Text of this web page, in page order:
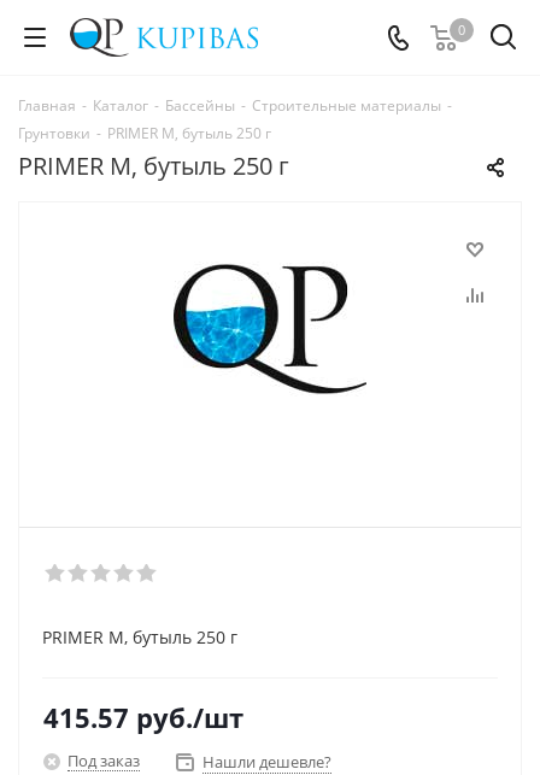
0
Главная - Каталог - Бассейны - Строительные материалы -
Грунтовки - PRIMER M, бутыль 250 г
PRIMER M, бутыль 250 г
PRIMER M, бутыль 250 г
415.57 руб./шт
Под заказ Нашли дешевле?